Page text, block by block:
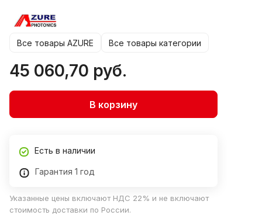
Все товары AZURE Все товары категории
45 060,70 руб.
В корзину
Есть в наличии
Гарантия 1 год
Указанные цены включают НДС 22% и не включают
стоимость доставки по России.